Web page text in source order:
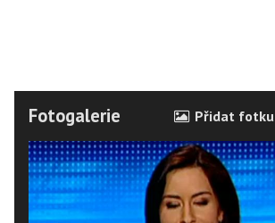
Fotogalerie Přidat fotku